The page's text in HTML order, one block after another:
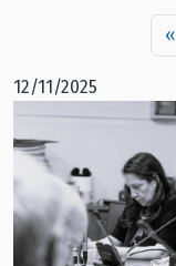
«
12/11/2025